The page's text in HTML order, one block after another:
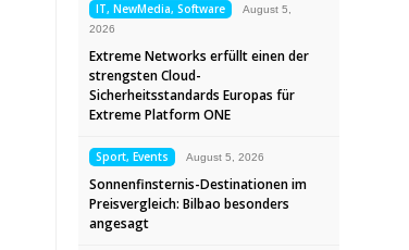
IT, NewMedia, Software
August 5,
2026
Extreme Networks erfüllt einen der
strengsten Cloud-
Sicherheitsstandards Europas für
Extreme Platform ONE
Sport, Events August 5, 2026
Sonnenfinsternis-Destinationen im
Preisvergleich: Bilbao besonders
angesagt